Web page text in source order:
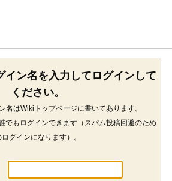
イン名を入力してログインして
ください。
名はWikiトップページに書いてあります。
でもログインできます（スパム投稿回避のため
ログインになります）。